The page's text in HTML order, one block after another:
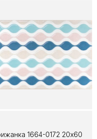
1664-0172 20x60